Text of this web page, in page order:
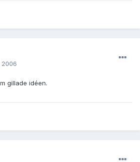
2006
gillade idéen.